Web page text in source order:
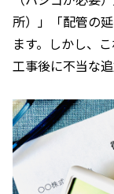
所）」「配管の
ます。しかし、
工事後に不当な